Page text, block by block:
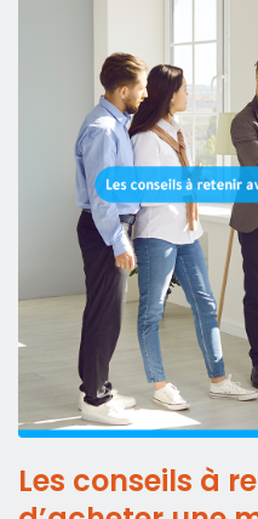
Les conseils à